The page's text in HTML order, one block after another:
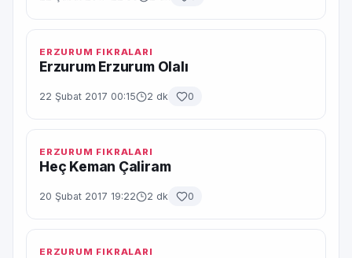
ERZURUM FIKRALARI
Erzurum Erzurum Olalı
22 Şubat 2017 00:15 2 dk 0
ERZURUM FIKRALARI
Heç Keman Çaliram
20 Şubat 2017 19:22 2 dk 0
ERZURUM FIKRALARI